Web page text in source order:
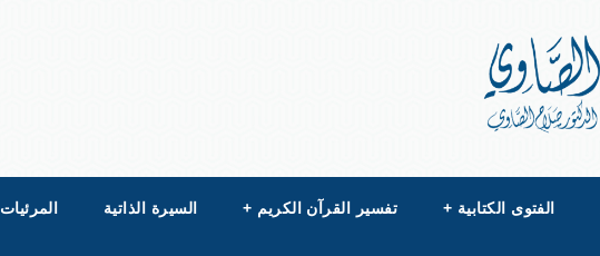
الفتوى الكتابية + تفسير القرآن الكريم + السيرة الذاتية المرئيات